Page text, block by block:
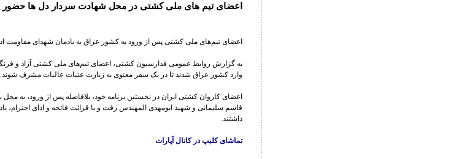
اعضای تیم های ملی کشتی در محل شهادت سردار دل ها حضور
اعضای تیم‌های ملی کشتی پس از ورود به کشور عراق به یادمان شهدای مقاومت
به گزارش روابط عمومی فدارسیون کشتی، اعضای تیم‌های ملی کشتی آزاد و
وارد کشور عراق شدند تا در یک سفر معنوی به زیارت عتبات عالیات مشرف شوند.
اعضای کاروان کشتی ایران در نخستین برنامه خود، بلافاصله پس از ورود، به
قاسم سلیمانی و شهید ابومهدی المهندس رفت و با قرائت فاتحه و ادای احترام،
داشتند.
تماشای کلیپ در کانال آپارات